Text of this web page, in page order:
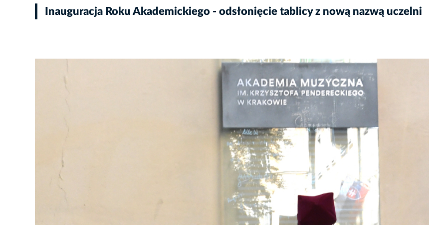
Inauguracja Roku Akademickiego - odsłonięcie tablicy z nową nazwą uczelni